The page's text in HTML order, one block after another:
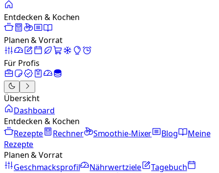
Entdecken & Kochen
Planen & Vorrat
Für Profis
Übersicht
Dashboard
Entdecken & Kochen
Rezepte
Rechner Smoothie-Mixer Blog
Meine
Rezepte
Planen & Vorrat
Geschmacksprofil
Nährwertziele
Tagebuch